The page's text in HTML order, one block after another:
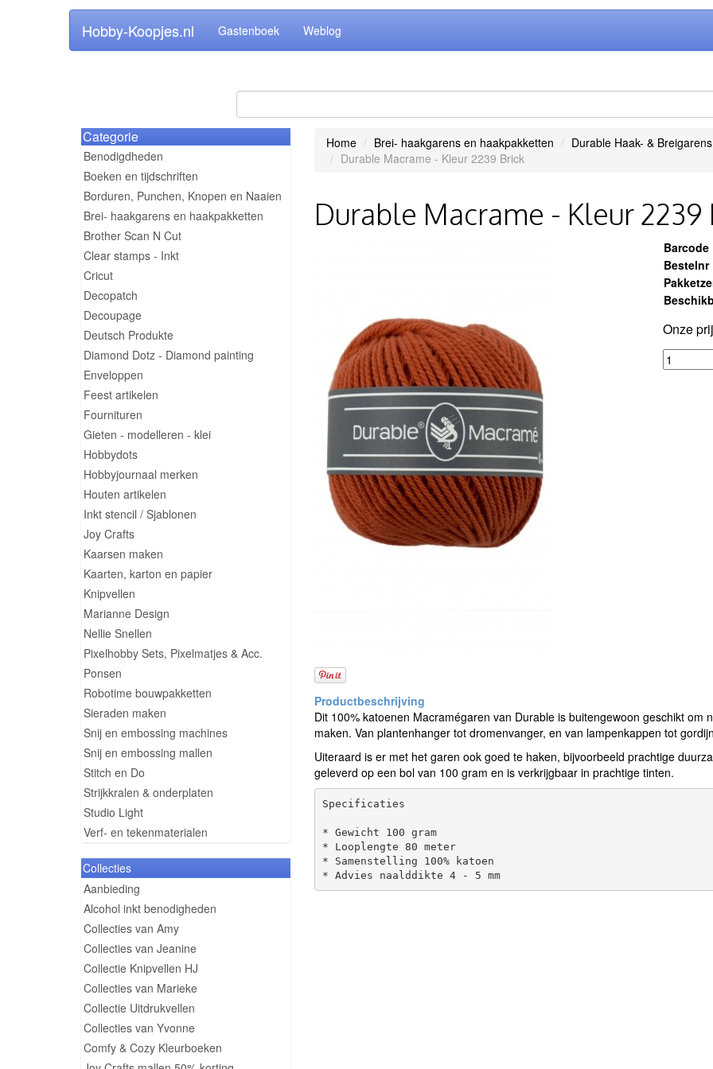
Hobby-Koopjes.nl Gastenboek Weblog
Categorie
Benodigdheden
Boeken en tijdschriften
Borduren, Punchen, Knopen en Naaien
Brei- haakgarens en haakpakketten
Brother Scan N Cut
Clear stamps - Inkt
Cricut
Decopatch
Decoupage
Deutsch Produkte
Diamond Dotz - Diamond painting
Enveloppen
Feest artikelen
Fournituren
Gieten - modelleren - klei
Hobbydots
Hobbyjournaal merken
Houten artikelen
Inkt stencil / Sjablonen
Joy Crafts
Kaarsen maken
Kaarten, karton en papier
Knipvellen
Marianne Design
Nellie Snellen
Pixelhobby Sets, Pixelmatjes & Acc.
Ponsen
Robotime bouwpakketten
Sieraden maken
Snij en embossing machines
Snij en embossing mallen
Stitch en Do
Strijkkralen & onderplaten
Studio Light
Verf- en tekenmaterialen
Collecties
Aanbieding
Alcohol inkt benodigheden
Collecties van Amy
Collecties van Jeanine
Collectie Knipvellen HJ
Collecties van Marieke
Collectie Uitdrukvellen
Collecties van Yvonne
Comfy & Cozy Kleurboeken
Home Brei- haakgarens en haakpakketten Durable Haak- & Breigarens
Durable Macrame - Kleur 2239 Brick
Durable Macrame - Kleur 2239
Barcode
Bestelnr
Onze
Dit 100% katoenen Macramégaren van Durable is buitengewoon geschikt om
maken. Van plantenhanger tot dromenvanger, en van lampenkappen tot
Uiteraard is er met het garen ook goed te haken, bijvoorbeeld prachtige
geleverd op een bol van 100 gram en is verkrijgbaar in prachtige tinten.
Specificaties
* Gewicht 100 gram
* Looplengte 80 meter
* Samenstelling 100% katoen